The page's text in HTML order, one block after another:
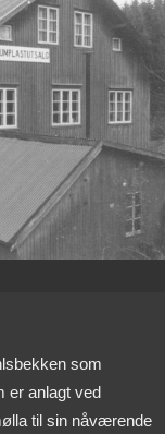
som
er anlagt ved
til sin nåværende